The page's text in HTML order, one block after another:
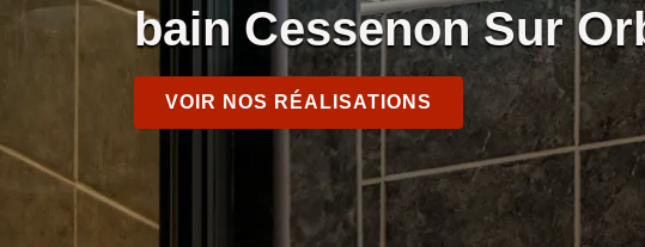
bain Cessenon Sur
VOIR NOS RÉALISATIONS